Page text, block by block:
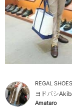
REGAL SHOES
ヨドバシ
Amataro